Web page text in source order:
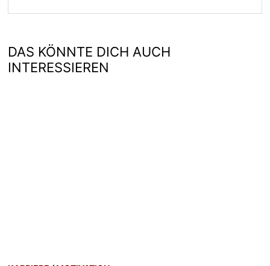
DAS KÖNNTE DICH AUCH
INTERESSIEREN